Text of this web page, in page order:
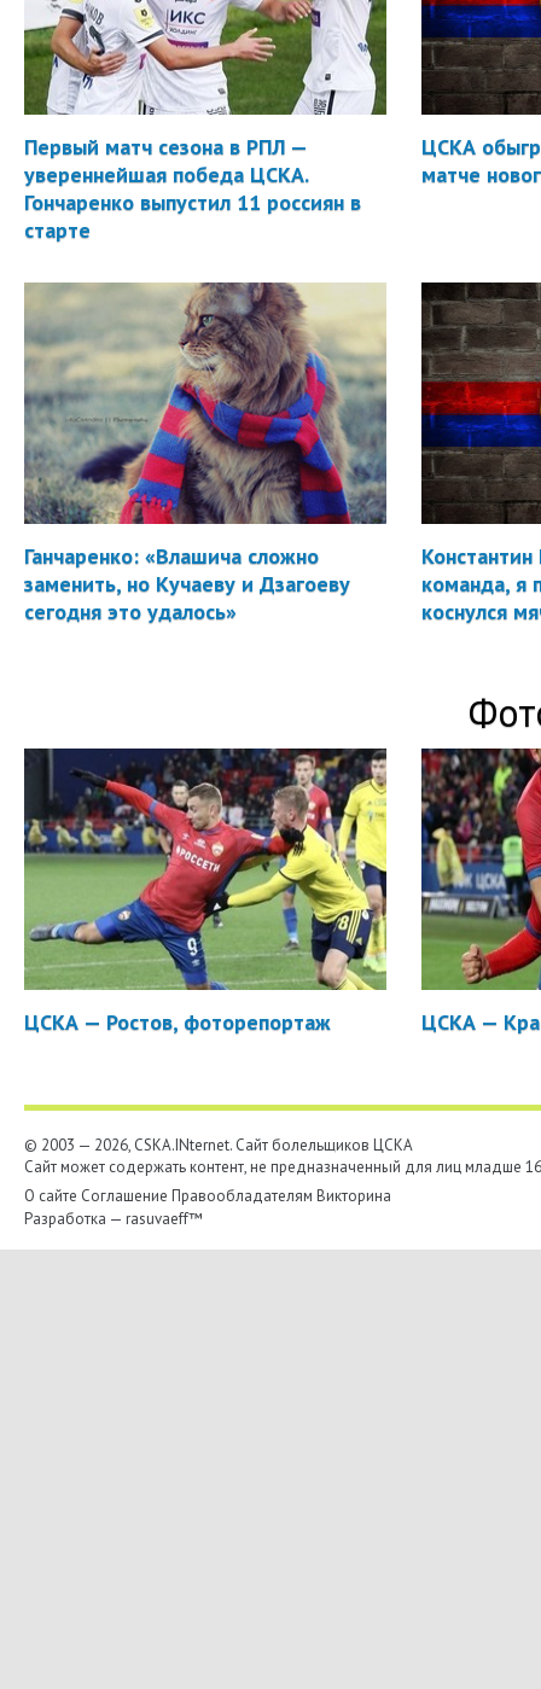
Первый матч сезона в РПЛ —
увереннейшая победа ЦСКА.
Гончаренко выпустил 11 россиян в
старте
ЦСКА
матче
Ганчаренко: «Влашича сложно
заменить, но Кучаеву и Дзагоеву
сегодня это удалось»
Константин
команда, я
коснулся
ЦСКА — Ростов, фоторепортаж ЦСКА —
© 2003 — 2026, CSKA.INternet. Cайт болельщиков ЦСКА
Сайт может содержать контент, не предназначенный для лиц младше
О сайте Соглашение Правообладателям Викторина
Разработка — rasuvaeff™